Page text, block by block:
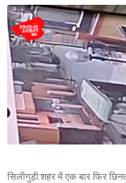
सिलीगुड़ी:शहर में एक बार फिर